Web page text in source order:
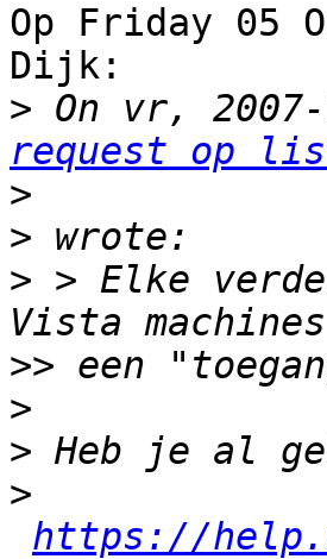
Op Friday 05
Dijk:
> On vr,
request op
>
>
> > Elke
>>
>
>
>
https://